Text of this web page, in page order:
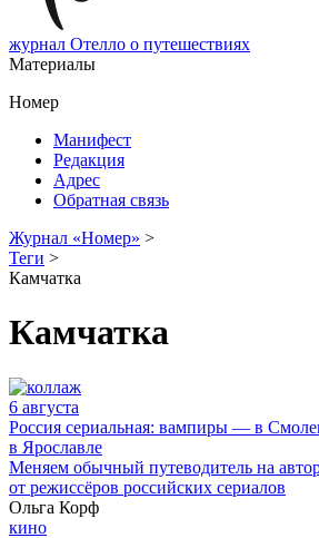
журнал Отелло о путешествиях
Материалы
Номер
Манифест
Редакция
Адрес
Обратная связь
Журнал «Номер» >
Теги >
Камчатка
Камчатка
6 августа
Россия сериальная: вампиры — в
в Ярославле
Меняем обычный путеводитель на
от режиссёров российских сериалов
Ольга Корф
кино